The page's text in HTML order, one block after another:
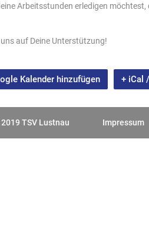
Arbeitsstunden erledigen
auf Deine Unterstützung!
Kalender hinzufügen + iCal
TSV Lustnau Impressum